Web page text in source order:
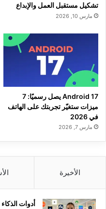
تشكيل مستقبل العمل والإبداع
مارس 10, 2026
Android 17 يصل رسميًا: 7
ميزات ستغيّر تجربتك على الهاتف
في 2026
مارس 7, 2026
الأخيرة